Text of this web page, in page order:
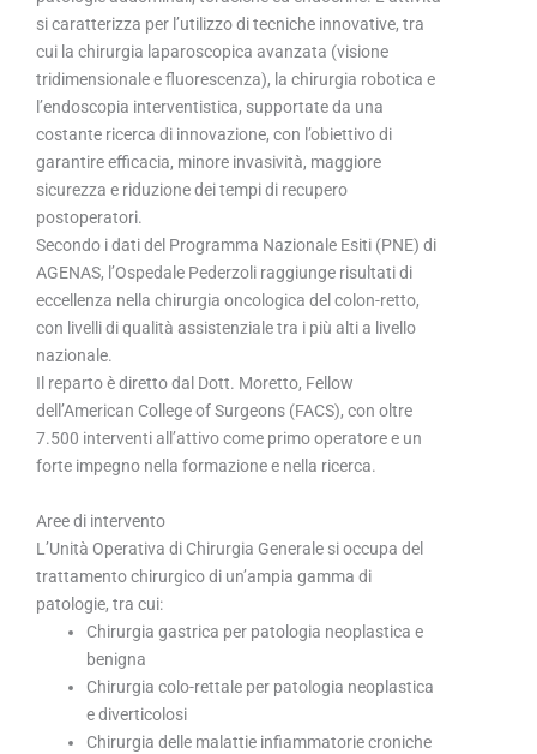
si caratterizza per l’utilizzo di tecniche innovative, tra
cui la chirurgia laparoscopica avanzata (visione
tridimensionale e fluorescenza), la chirurgia robotica e
l’endoscopia interventistica, supportate da una
costante ricerca di innovazione, con l’obiettivo di
garantire efficacia, minore invasività, maggiore
sicurezza e riduzione dei tempi di recupero
postoperatori.
Secondo i dati del Programma Nazionale Esiti (PNE) di
AGENAS, l’Ospedale Pederzoli raggiunge risultati di
eccellenza nella chirurgia oncologica del colon-retto,
con livelli di qualità assistenziale tra i più alti a livello
nazionale.
Il reparto è diretto dal Dott. Moretto, Fellow
dell’American College of Surgeons (FACS), con oltre
7.500 interventi all’attivo come primo operatore e un
forte impegno nella formazione e nella ricerca.
Aree di intervento
L’Unità Operativa di Chirurgia Generale si occupa del
trattamento chirurgico di un’ampia gamma di
patologie, tra cui:
Chirurgia gastrica per patologia neoplastica e
benigna
Chirurgia colo-rettale per patologia neoplastica
e diverticolosi
Chirurgia delle malattie infiammatorie croniche